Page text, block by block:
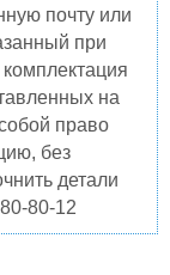
почту или
при
на
право
без
детали
80-12